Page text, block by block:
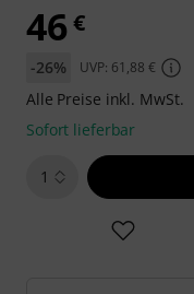
46 €
-26% UVP: 61,88 €
Alle Preise inkl. MwSt.
Sofort lieferbar
1